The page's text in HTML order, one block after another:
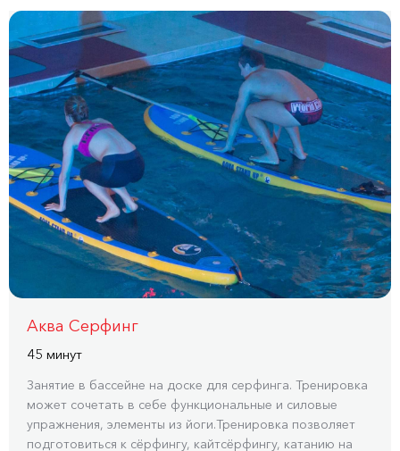
Аква Серфинг
45 минут
Занятие в бассейне на доске для серфинга. Тренировка
может сочетать в себе функциональные и силовые
упражнения, элементы из йоги.Тренировка позволяет
подготовиться к сёрфингу, кайтсёрфингу, катанию на